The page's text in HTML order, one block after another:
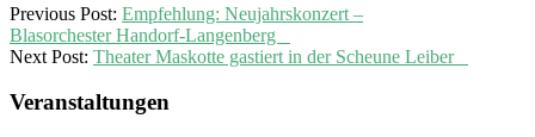
2018-
01-
20
Previous Post: Empfehlung: Neujahrskonzert –
Blasorchester Handorf-Langenberg
Next Post: Theater Maskotte gastiert in der Scheune Leiber
Veranstaltungen